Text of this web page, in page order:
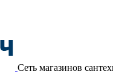
Сеть магазинов